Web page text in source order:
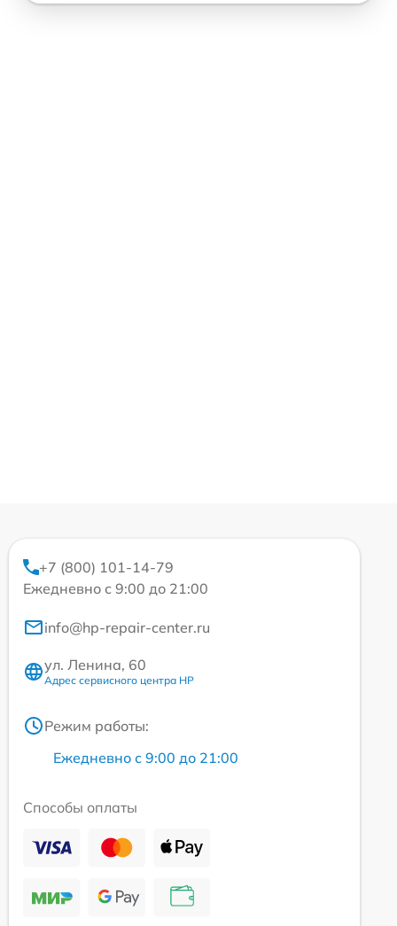
+7 (800) 101-14-79
Ежедневно с 9:00 до 21:00
info@hp-repair-center.ru
ул. Ленина, 60
Адрес сервисного центра HP
Режим работы:
Ежедневно с 9:00 до 21:00
Способы оплаты